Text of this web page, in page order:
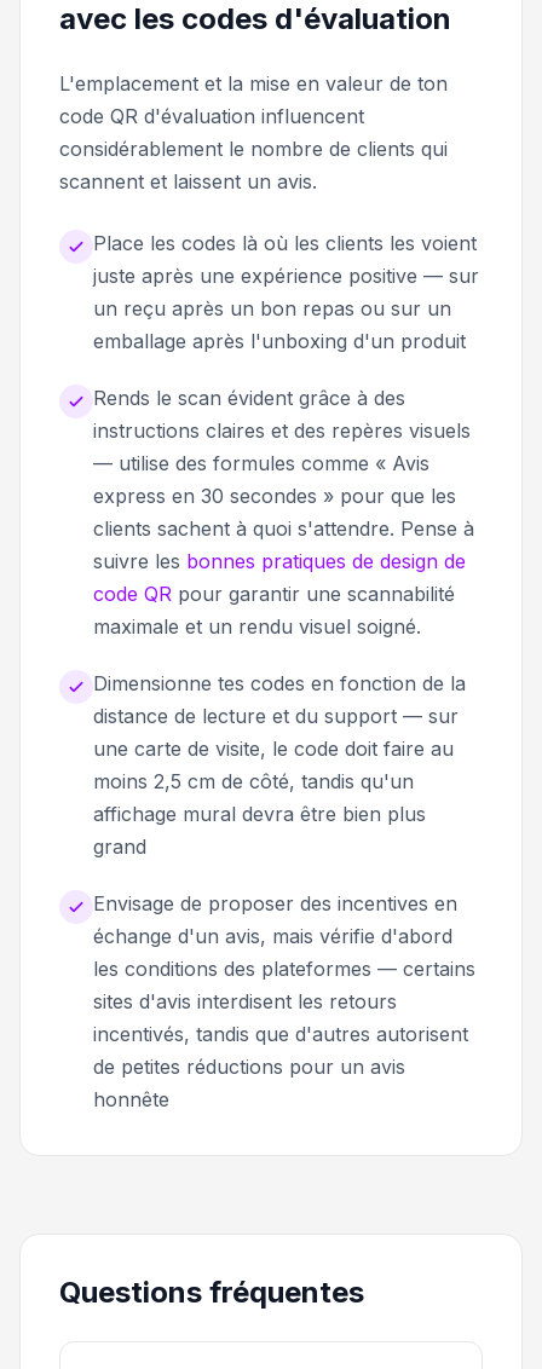
avec les codes d'évaluation
L'emplacement et la mise en valeur de ton
code QR d'évaluation influencent
considérablement le nombre de clients qui
scannent et laissent un avis.
Place les codes là où les clients les voient
juste après une expérience positive — sur
un reçu après un bon repas ou sur un
emballage après l'unboxing d'un produit
Rends le scan évident grâce à des
instructions claires et des repères visuels
— utilise des formules comme « Avis
express en 30 secondes » pour que les
clients sachent à quoi s'attendre. Pense à
suivre les bonnes pratiques de design de
code QR pour garantir une scannabilité
maximale et un rendu visuel soigné.
Dimensionne tes codes en fonction de la
distance de lecture et du support — sur
une carte de visite, le code doit faire au
moins 2,5 cm de côté, tandis qu'un
affichage mural devra être bien plus
grand
Envisage de proposer des incentives en
échange d'un avis, mais vérifie d'abord
les conditions des plateformes — certains
sites d'avis interdisent les retours
incentivés, tandis que d'autres autorisent
de petites réductions pour un avis
honnête
Questions fréquentes